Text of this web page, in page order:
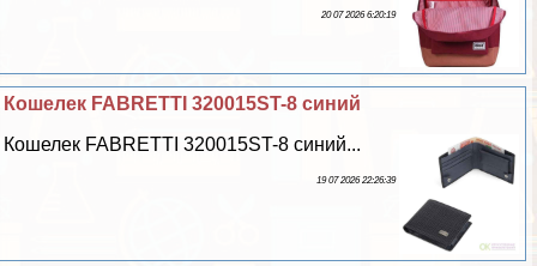
20 07 2026 6:20:19
Кошелек FABRETTI 320015ST-8 синий
Кошелек FABRETTI 320015ST-8 синий...
19 07 2026 22:26:39